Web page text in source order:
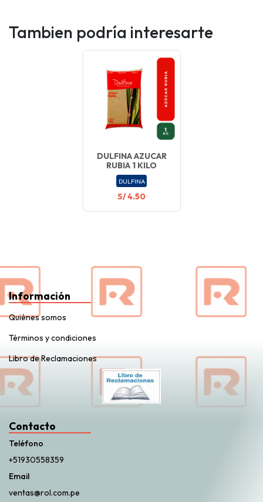
Tambien podría interesarte
DULFINA AZUCAR
RUBIA 1 KILO
DULFINA
S/ 4.50
Información
Quiénes somos
Términos y condiciones
Libro de Reclamaciones
Contacto
Teléfono
+51930558359
Email
ventas@rol.com.pe